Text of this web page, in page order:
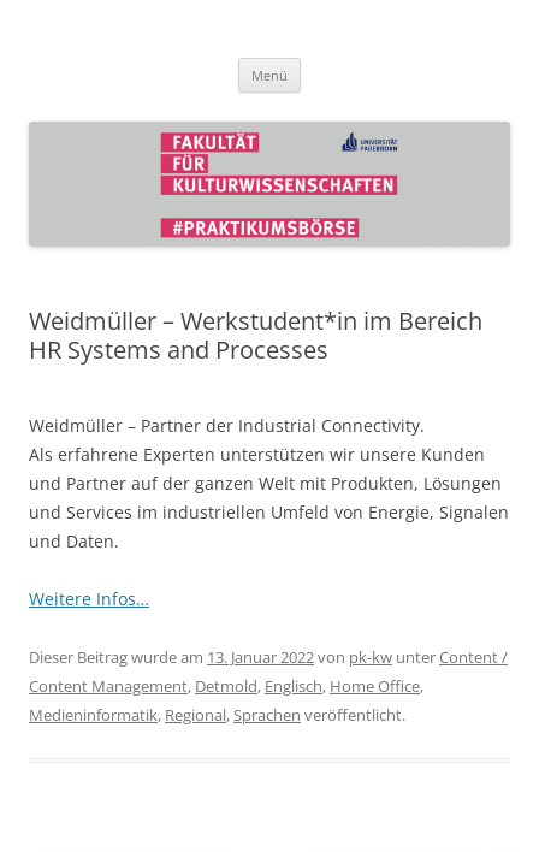
Kulturwissenschaften
Menü
Weidmüller – Werkstudent*in im Bereich
HR Systems and Processes
Weidmüller – Partner der Industrial Connectivity.
Als erfahrene Experten unterstützen wir unsere Kunden
und Partner auf der ganzen Welt mit Produkten, Lösungen
und Services im industriellen Umfeld von Energie, Signalen
und Daten.
Weitere Infos…
Dieser Beitrag wurde am 13. Januar 2022von pk-kw unterContent /
Content Management, Detmold, Englisch, Home Office,
Medieninformatik, Regional,Sprachen veröffentlicht.